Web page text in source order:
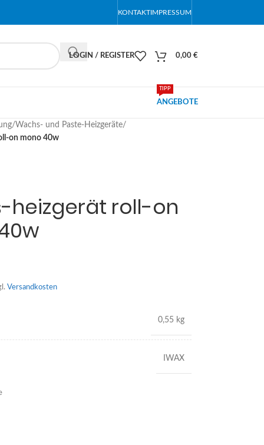
KONTAKTIMPRESSUM
LOGIN / REGISTER 0,00 €
ANGEBOTE
TIPP
/Wachs- und Paste-Heizgeräte/
on mono 40w
heizgerät roll-on
Versandkosten
0,55 kg
IWAX